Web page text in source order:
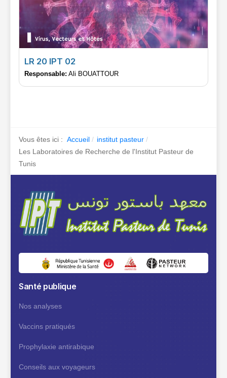
LR 20 IPT 02
Responsable: Ali BOUATTOUR
Vous êtes ici : Accueil
institut pasteur
Les Laboratoires de Recherche de l'Institut Pasteur de
Tunis
Santé publique
Nos analyses
Vaccins pratiqués
Prophylaxie antirabique
Conseils aux voyageurs